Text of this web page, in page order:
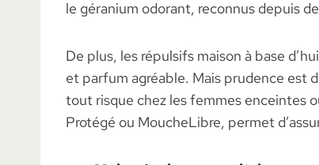
le géranium odorant, reconnus depuis
De plus, les répulsifs maison à base
et parfum agréable. Mais prudence est
tout risque chez les femmes enceintes
Protégé ou MoucheLibre, permet